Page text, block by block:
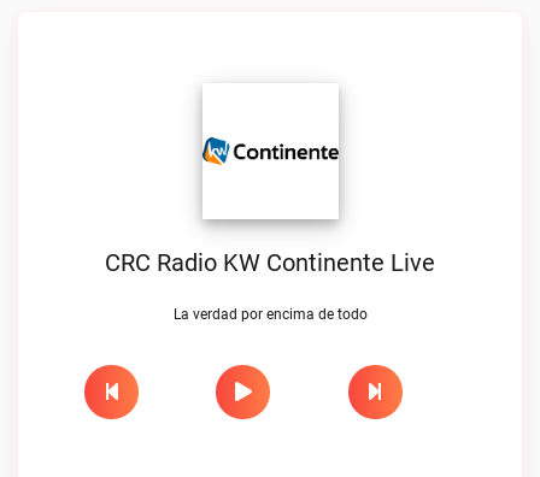
CRC Radio KW Continente Live
La verdad por encima de todo